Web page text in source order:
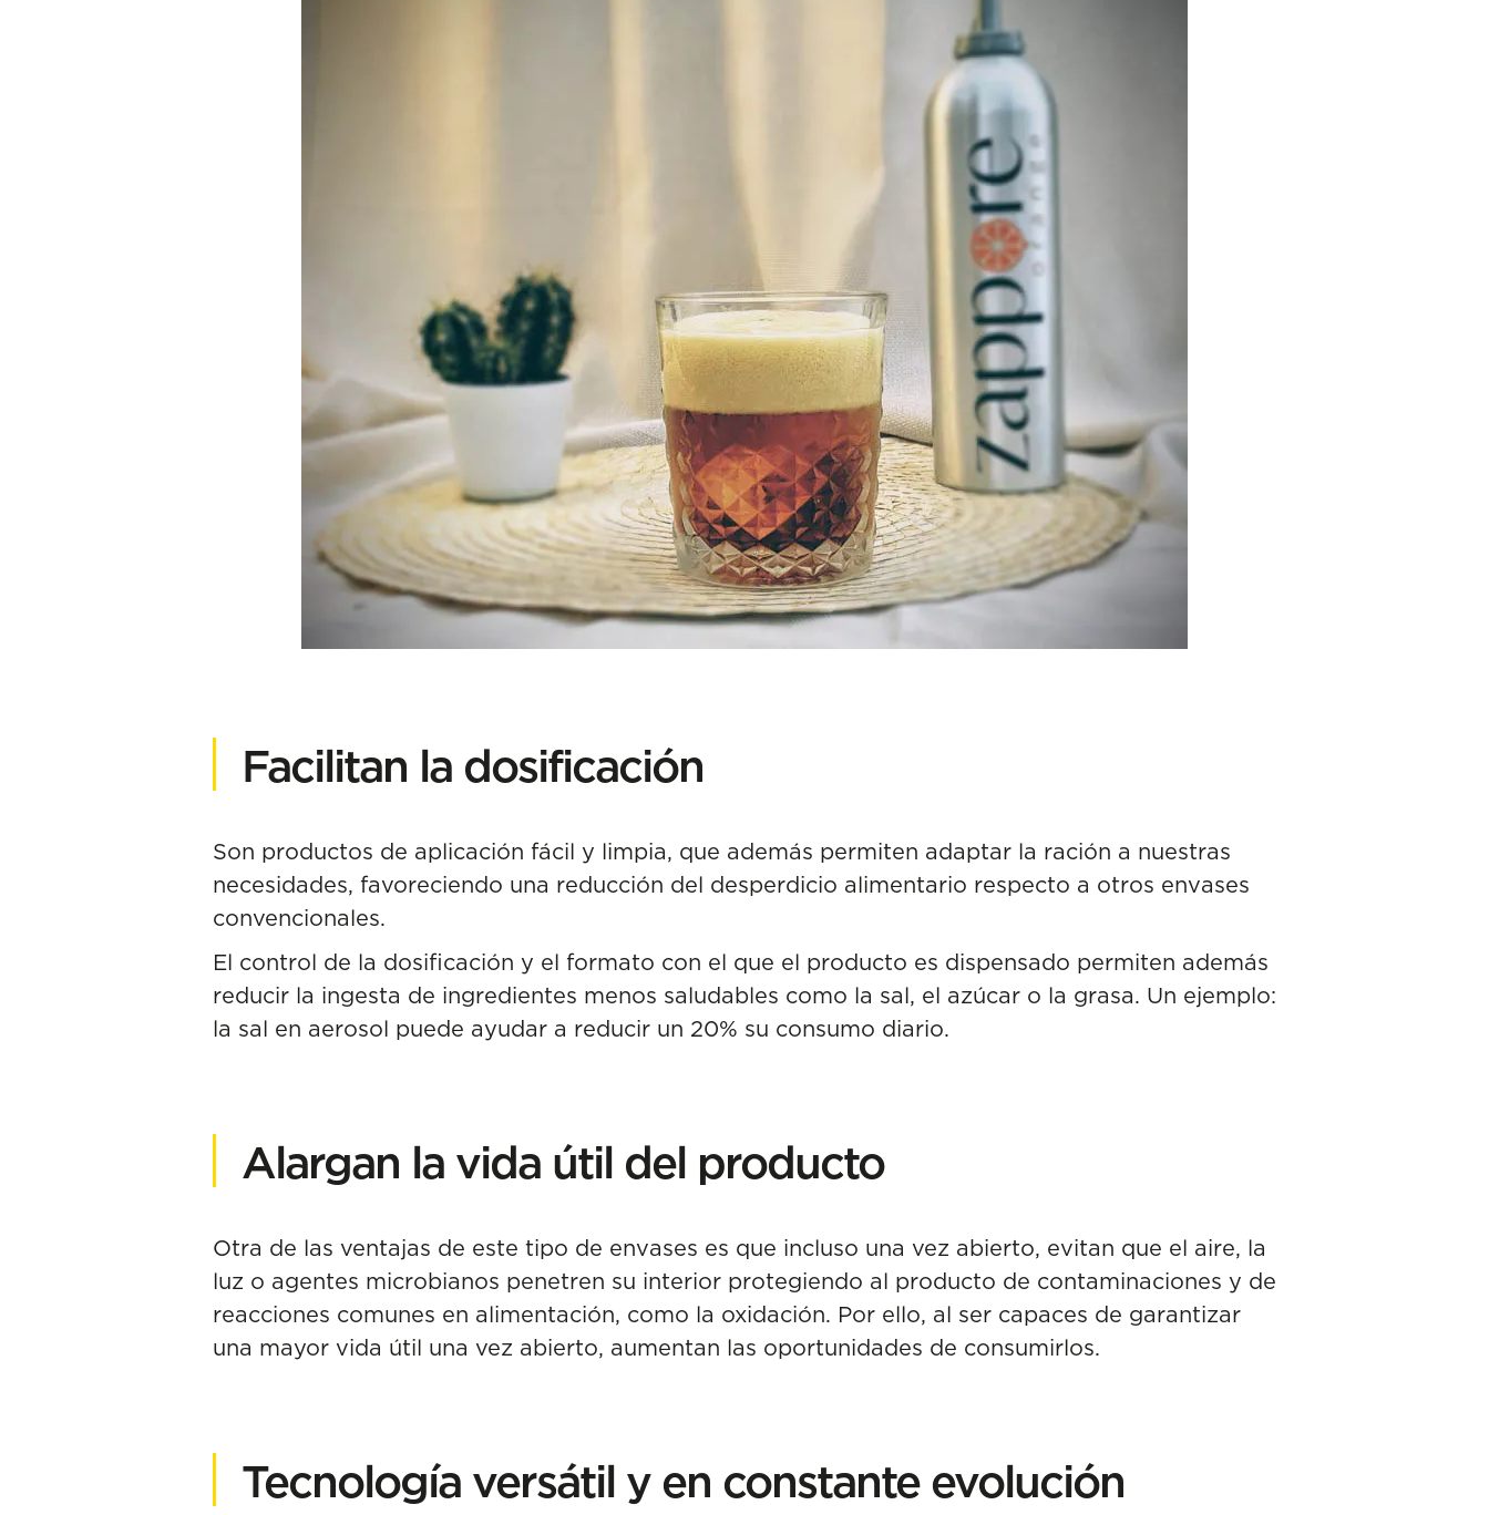
Facilitan la dosificación
Son productos de aplicación fácil y limpia, que además permiten adaptar la ración a nuestras
necesidades, favoreciendo una reducción del desperdicio alimentario respecto a otros envases
convencionales.
El control de la dosificación y el formato con el que el producto es dispensado permiten además
reducir la ingesta de ingredientes menos saludables como la sal, el azúcar o la grasa. Un ejemplo:
la sal en aerosol puede ayudar a reducir un 20% su consumo diario.
Alargan la vida útil del producto
Otra de las ventajas de este tipo de envases es que incluso una vez abierto, evitan que el aire, la
luz o agentes microbianos penetren su interior protegiendo al producto de contaminaciones y de
reacciones comunes en alimentación, como la oxidación. Por ello, al ser capaces de garantizar
una mayor vida útil una vez abierto, aumentan las oportunidades de consumirlos.
Tecnología versátil y en constante evolución